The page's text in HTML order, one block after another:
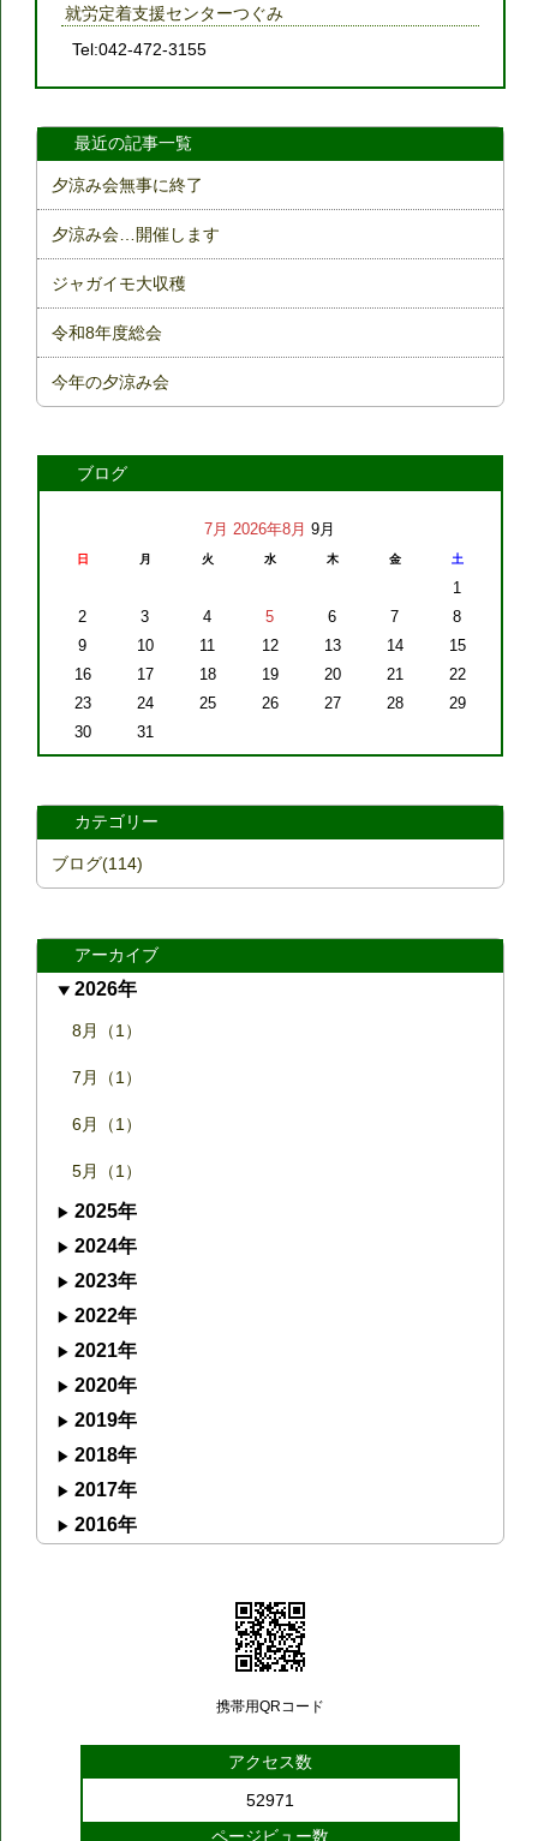
就労定着支援センターつぐみ
Tel:042-472-3155
最近の記事一覧
夕涼み会無事に終了
夕涼み会…開催します
ジャガイモ大収穫
令和8年度総会
今年の夕涼み会
ブログ
7月 2026年8月 9月
日 月 火 水 木 金 土
1
2
3 4 5 6 7
8
9
10 11 12 13 14
15
16
17 18 19 20 21
22
23
24 25 26 27 28
29
30
31
カテゴリー
ブログ(114)
アーカイブ
2026年
8月（1）
7月（1）
6月（1）
5月（1）
2025年
2024年
2023年
2022年
2021年
2020年
2019年
2018年
2017年
2016年
携帯用QRコード
アクセス数
52971
ページビュー数